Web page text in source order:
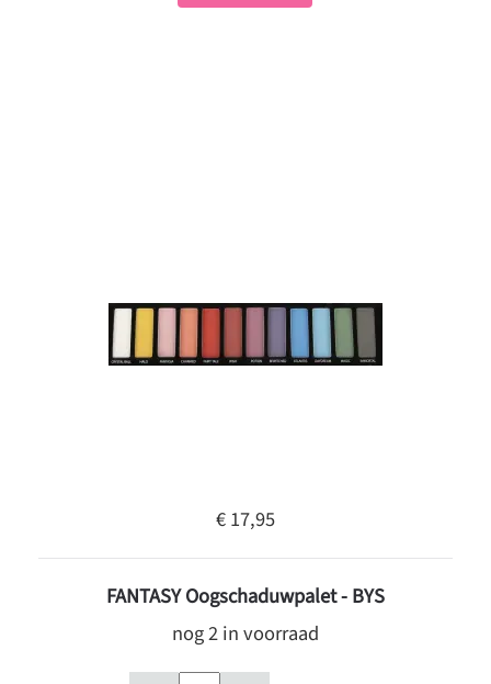
€ 17,95
FANTASY Oogschaduwpalet - BYS
nog 2 in voorraad